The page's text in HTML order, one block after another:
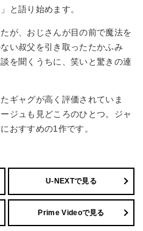
と語り始めます。
が、おじさんが目の前で魔法を
い叔父を引き取ったたかふみ
を聞くうちに、笑いと驚きの連
ギャグが高く評価されていま
ジュも見どころのひとつ。ジャ
おすすめの1作です。
U-NEXTで見る
Prime Videoで見る